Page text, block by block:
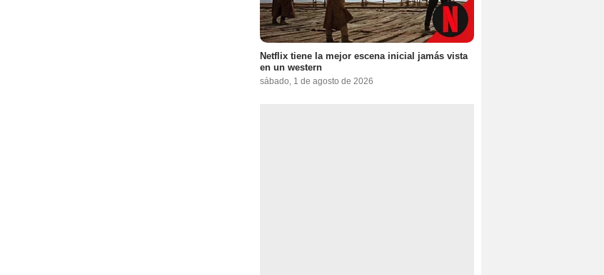
Netflix tiene la mejor escena inicial jamás vista
en un western
sábado, 1 de agosto de 2026